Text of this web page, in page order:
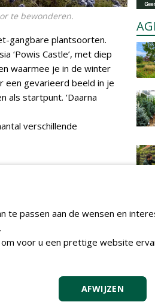
te bewonderen.
gangbare plantsoorten.
‘Powis Castle’, met diep
waarmee je in de winter
een gevarieerd beeld in je
als startpunt. ‘Daarna
verschillende
te passen aan de wensen en
voor u een prettige website
AFWIJZEN